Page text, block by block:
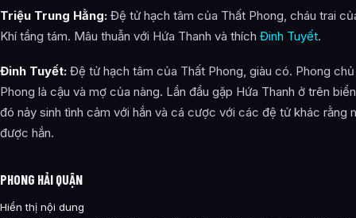
Triệu Trung Hằng: Đệ tử hạch tâm của Thất Phong, cháu trai
Khí tầng tám. Mâu thuẫn với Hứa Thanh và thích Đinh Tuyết.
Đinh Tuyết: Đệ tử hạch tâm của Thất Phong, giàu có. Phong
Phong là cậu và mợ của nàng. Lần đầu gặp Hứa Thanh ở trên
đó nảy sinh tình cảm với hắn và cá cược với các đệ tử khác rằng
được hắn.
PHONG HẢI QUẬN
Hiển thị nội dung